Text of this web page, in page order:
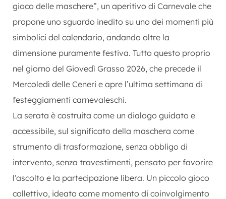
gioco delle maschere”, un aperitivo di Carnevale che
propone uno sguardo inedito su uno dei momenti più
simbolici del calendario, andando oltre la
dimensione puramente festiva. Tutto questo proprio
nel giorno del Giovedì Grasso 2026, che precede il
Mercoledì delle Ceneri e apre l’ultima settimana di
festeggiamenti carnevaleschi.
La serata è costruita come un dialogo guidato e
accessibile, sul significato della maschera come
strumento di trasformazione, senza obbligo di
intervento, senza travestimenti, pensato per favorire
l’ascolto e la partecipazione libera. Un piccolo gioco
collettivo, ideato come momento di coinvolgimento